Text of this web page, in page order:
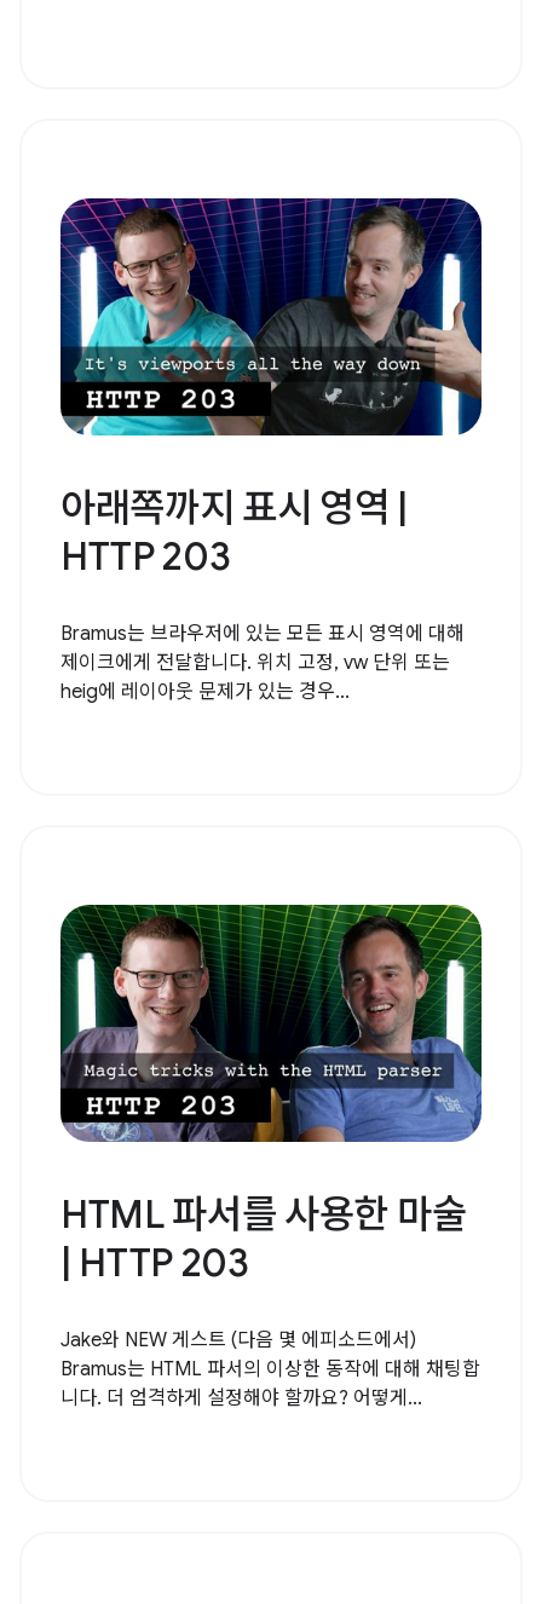
아래쪽까지 표시 영역 |
HTTP 203
Bramus는 브라우저에 있는 모든 표시 영역에 대해
제이크에게 전달합니다. 위치 고정, vw 단위 또는
heig에 레이아웃 문제가 있는 경우...
HTML 파서를 사용한 마술
| HTTP 203
Jake와 NEW 게스트 (다음 몇 에피소드에서)
Bramus는 HTML 파서의 이상한 동작에 대해 채팅합
니다. 더 엄격하게 설정해야 할까요? 어떻게...